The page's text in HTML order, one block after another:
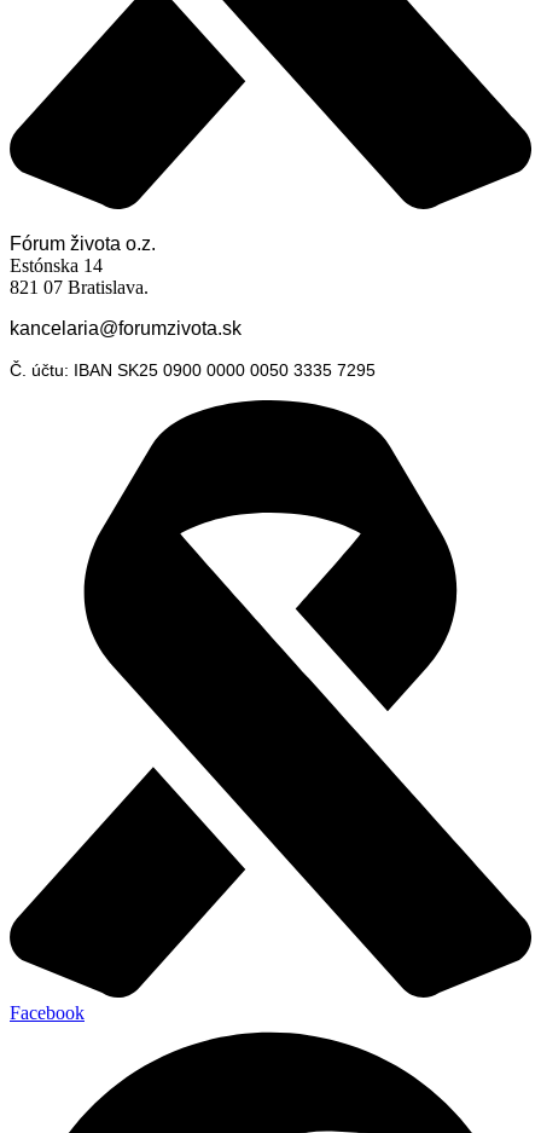
Fórum života o.z.
Estónska 14
821 07 Bratislava.
kancelaria@forumzivota.sk
Č. účtu: IBAN SK25 0900 0000 0050 3335 7295
Facebook